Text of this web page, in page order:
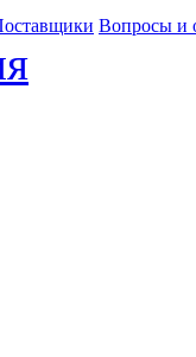
Вопросы и